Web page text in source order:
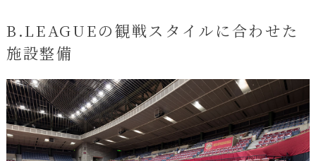
B.LEAGUEの観戦スタイルに合わせた
施設整備